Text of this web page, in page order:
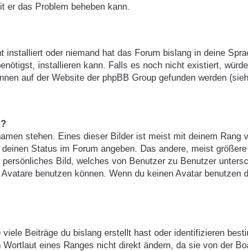
er das Problem beheben kann.
oder niemand hat das Forum bislang in deine
installieren kann. Falls es noch nicht existiert,
auf der Website der phpBB Group gefunden werden
stehen. Eines dieser Bilder ist meist mit deinem Rang
Status im Forum angeben. Das andere, meist
Bild, welches von Benutzer zu Benutzer
benutzen können. Wenn du keinen Avatar benutzen
Beiträge du bislang erstellt hast oder identifizieren
eines Ranges nicht direkt ändern, da sie von der